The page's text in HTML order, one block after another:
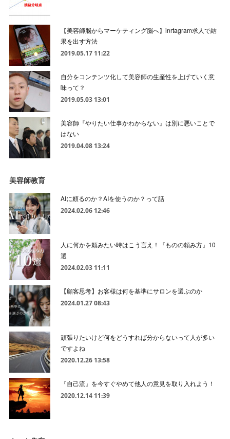
【美容師脳からマーケティング脳へ】inrtagram求人で結
果を出す方法
2019.05.17 11:22
自分をコンテンツ化して美容師の生産性を上げていく意
味って？
2019.05.03 13:01
美容師『やりたい仕事かわからない』は別に悪いことで
はない
2019.04.08 13:24
美容師教育
AIに頼るのか？AIを使うのか？って話
2024.02.06 12:46
人に何かを頼みたい時はこう言え！『ものの頼み方』10
選
2024.02.03 11:11
【顧客思考】お客様は何を基準にサロンを選ぶのか
2024.01.27 08:43
頑張りたいけど何をどうすれば分からないって人が多い
ですよね
2020.12.26 13:58
『自己流』を今すぐやめて他人の意見を取り入れよう！
2020.12.14 11:39